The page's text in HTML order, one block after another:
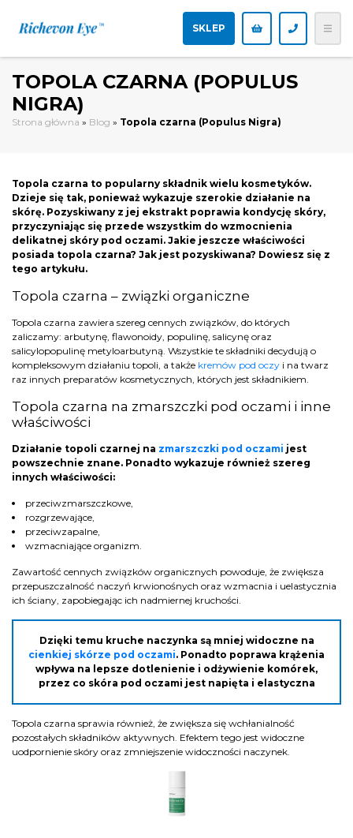
SKLEP
TOPOLA CZARNA (POPULUS
NIGRA)
Strona główna » Blog » Topola czarna (Populus Nigra)
Topola czarna to popularny składnik wielu kosmetyków.
Dzieje się tak, ponieważ wykazuje szerokie działanie na
skórę. Pozyskiwany z jej ekstrakt poprawia kondycję skóry,
przyczyniając się przede wszystkim do wzmocnienia
delikatnej skóry pod oczami. Jakie jeszcze właściwości
posiada topola czarna? Jak jest pozyskiwana? Dowiesz się z
tego artykułu.
Topola czarna – związki organiczne
Topola czarna zawiera szereg cennych związków, do których
zaliczamy: arbutynę, flawonoidy, populinę, salicynę oraz
salicylopopulinę metyloarbutyną. Wszystkie te składniki decydują o
kompleksowym działaniu topoli, a także kremów pod oczy i na twarz
raz innych preparatów kosmetycznych, których jest składnikiem.
Topola czarna na zmarszczki pod oczami i inne
właściwości
Działanie topoli czarnej na zmarszczki pod oczami jest
powszechnie znane. Ponadto wykazuje również szereg
innych właściwości:
przeciwzmarszczkowe,
rozgrzewające,
przeciwzapalne,
wzmacniające organizm.
Zawartość cennych związków organicznych powoduje, że zwiększa
przepuszczalność naczyń krwionośnych oraz wzmacnia i uelastycznia
ich ściany, zapobiegając ich nadmiernej kruchości.
Dzięki temu kruche naczynka są mniej widoczne na
cienkiej skórze pod oczami. Ponadto poprawa krążenia
wpływa na lepsze dotlenienie i odżywienie komórek,
przez co skóra pod oczami jest napięta i elastyczna
Topola czarna sprawia również, że zwiększa się wchłanialność
pozostałych składników aktywnych. Efektem tego jest widoczne
uodpornienie skóry oraz zmniejszenie widoczności naczynek.